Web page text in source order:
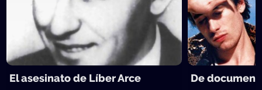
El asesinato de Líber Arce De